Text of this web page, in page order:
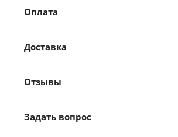
Оплата
Доставка
Отзывы
Задать вопрос